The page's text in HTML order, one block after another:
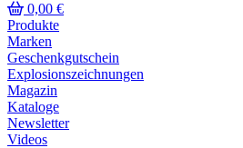
0,00 €
Produkte
Marken
Geschenkgutschein
Explosionszeichnungen
Magazin
Kataloge
Newsletter
Videos